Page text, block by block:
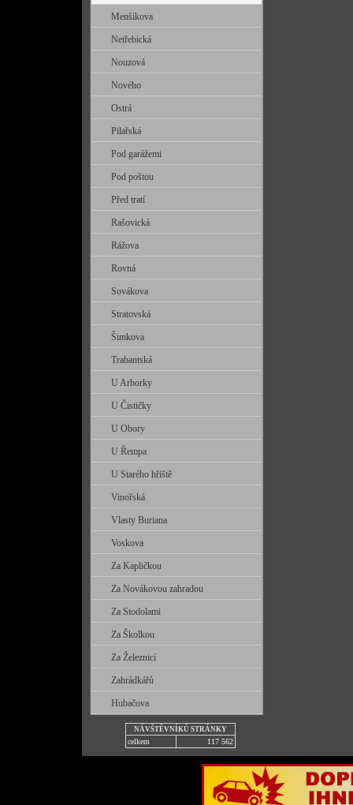
Menšíkova
Netřebická
Nouzová
Nového
Ostrá
Pilařská
Pod garážemi
Pod poštou
Před tratí
Rašovická
Rážova
Rovná
Sovákova
Stratovská
Šimkova
Trabantská
U Arborky
U Čističky
U Obory
U Řempa
U Starého hřiště
Vinořská
Vlasty Buriana
Voskova
Za Kapličkou
Za Novákovou zahradou
Za Stodolami
Za Školkou
Za Železnicí
Zahrádkářů
Hubačova
NÁVŠTĚVNÍKŮ STRÁNKY
celkem 117 562